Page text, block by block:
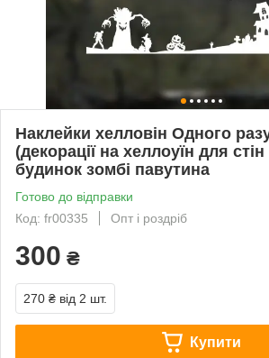
Наклейки хелловін Одного
(декорації на хеллоуїн для
будинок зомбі павутина
Готово до відправки
Код: fr00335
Опт і роздріб
300 ₴
270 ₴ від 2 шт.
Купити